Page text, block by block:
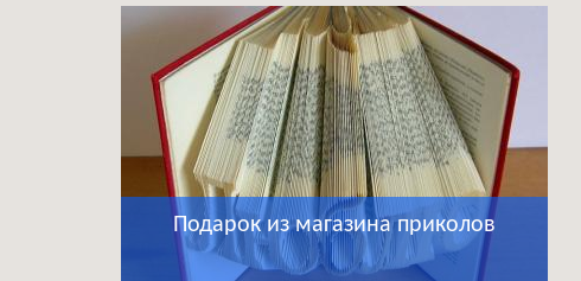
Подарок из магазина приколов